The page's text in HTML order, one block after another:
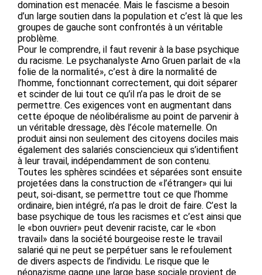
domination est menacée. Mais le fascisme a besoin
d’un large soutien dans la population et c’est là que les
groupes de gauche sont confrontés à un véritable
problème.
Pour le comprendre, il faut revenir à la base psychique
du racisme. Le psychanalyste Arno Gruen parlait de «la
folie de la normalité», c’est à dire la normalité de
l’homme, fonctionnant correctement, qui doit séparer
et scinder de lui tout ce qu’il n’a pas le droit de se
permettre. Ces exigences vont en augmentant dans
cette époque de néolibéralisme au point de parvenir à
un véritable dressage, dès l’école maternelle. On
produit ainsi non seulement des citoyens dociles mais
également des salariés consciencieux qui s’identifient
à leur travail, indépendamment de son contenu.
Toutes les sphères scindées et séparées sont ensuite
projetées dans la construction de «l’étranger» qui lui
peut, soi-disant, se permettre tout ce que l’homme
ordinaire, bien intégré, n’a pas le droit de faire. C’est la
base psychique de tous les racismes et c’est ainsi que
le «bon ouvrier» peut devenir raciste, car le «bon
travail» dans la société bourgeoise reste le travail
salarié qui ne peut se perpétuer sans le refoulement
de divers aspects de l’individu. Le risque que le
néonazisme gagne une large base sociale provient de